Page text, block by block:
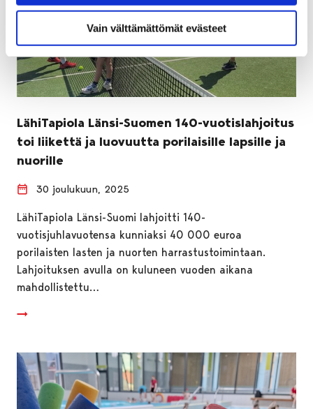
Vain välttämättömät evästeet
LähiTapiola Länsi-Suomen 140-vuotislahjoitus
toi liikettä ja luovuutta porilaisille lapsille ja
nuorille
30 joulukuun, 2025
LähiTapiola Länsi-Suomi lahjoitti 140-
vuotisjuhlavuotensa kunniaksi 40 000 euroa
porilaisten lasten ja nuorten harrastustoimintaan.
Lahjoituksen avulla on kuluneen vuoden aikana
mahdollistettu…